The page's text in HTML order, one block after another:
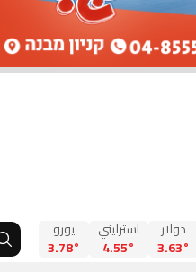
دولار
3.63°
استرليني
4.55°
يورو
3.78°